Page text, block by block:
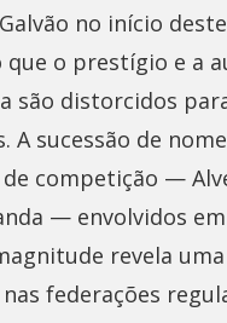
no início
que o prestígio e a
são distorcidos
A sucessão de
competição —
— envolvidos
revela
federações